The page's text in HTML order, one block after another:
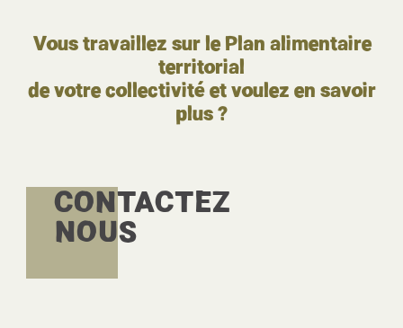
Vous travaillez sur le Plan alimentaire
territorial
de votre collectivité et voulez en savoir
plus ?
CONTACTEZ
NOUS